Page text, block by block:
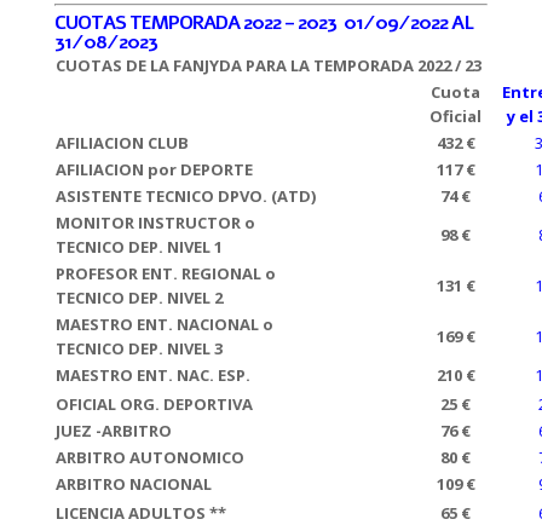
CUOTAS TEMPORADA 2022 – 2023 01/09/2022 AL
31/08/2023
CUOTAS DE LA FANJYDA PARA LA TEMPORADA 2022 / 23
Cuota
Oficial
y el
AFILIACION CLUB
432 €
AFILIACION por DEPORTE
117 €
ASISTENTE TECNICO DPVO. (ATD)
74 €
MONITOR INSTRUCTOR o
TECNICO DEP. NIVEL 1
98 €
PROFESOR ENT. REGIONAL o
TECNICO DEP. NIVEL 2
131 €
MAESTRO ENT. NACIONAL o
TECNICO DEP. NIVEL 3
169 €
MAESTRO ENT. NAC. ESP.
210 €
OFICIAL ORG. DEPORTIVA
25 €
JUEZ -ARBITRO
76 €
ARBITRO AUTONOMICO
80 €
ARBITRO NACIONAL
109 €
LICENCIA ADULTOS **
65 €